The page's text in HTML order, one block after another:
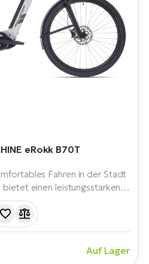
eRokk B70T
Fahren in der Stadt
bietet einen leistungsstarken
Reichweite von bis zu 150 km
Auf Lager